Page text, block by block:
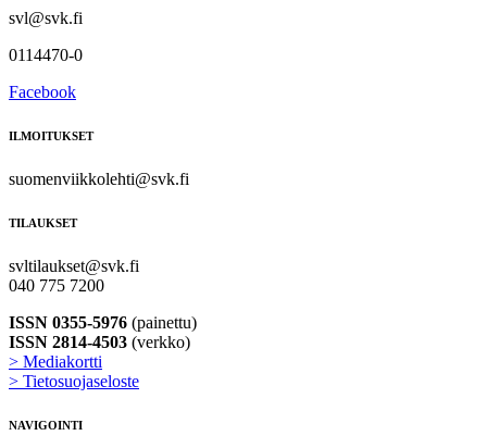
svl@svk.fi
0114470-0
Facebook
ILMOITUKSET
suomenviikkolehti@svk.fi
TILAUKSET
svltilaukset@svk.fi
040 775 7200
ISSN 0355-5976 (painettu)
ISSN 2814-4503 (verkko)
> Mediakortti
> Tietosuojaseloste
NAVIGOINTI